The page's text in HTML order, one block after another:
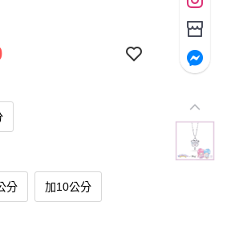
分 加10公分